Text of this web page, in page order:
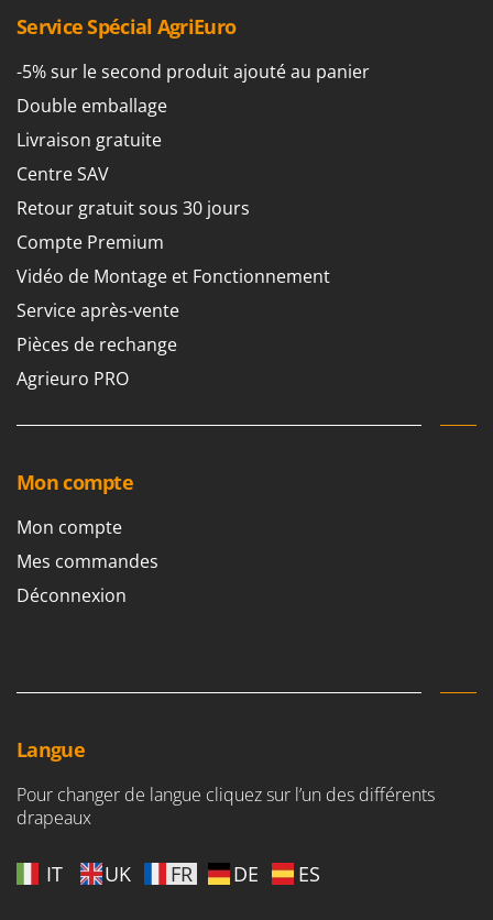
Snapper
Solidur
Spice Electronics
Spiralmac
Spring Protezione
Spyro
Stanley
Stiga
Stocker
Sunseeker
T
Tecla
Telwin
Tineco
Titania
Tornado
U
Udor
V
Service Spécial AgriEuro
-5% sur le second produit ajouté au panier
Double emballage
Livraison gratuite
Centre SAV
Retour gratuit sous 30 jours
Compte Premium
Vidéo de Montage et Fonctionnement
Service après-vente
Pièces de rechange
Agrieuro PRO
Mon compte
Mon compte
Mes commandes
Déconnexion
Langue
Pour changer de langue cliquez sur l’un des différents
drapeaux
IT UK FR DE ES